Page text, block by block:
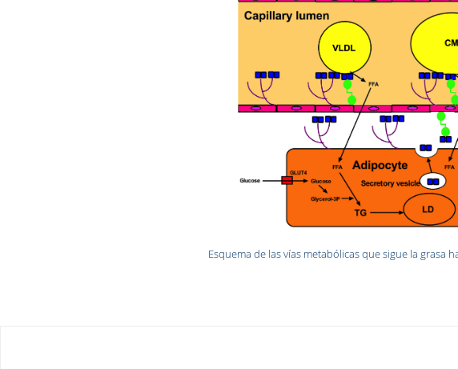
Esquema de las vías metabólicas que sigue la grasa